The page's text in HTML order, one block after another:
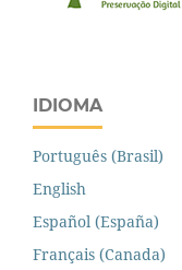
IDIOMA
Português (Brasil)
English
Español (España)
Français (Canada)